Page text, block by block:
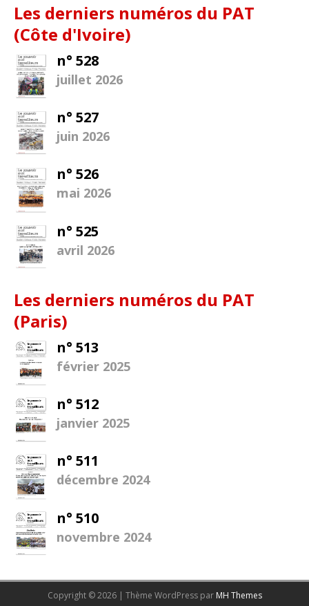
Les derniers numéros du PAT
(Côte d'Ivoire)
n° 528
juillet 2026
n° 527
juin 2026
n° 526
mai 2026
n° 525
avril 2026
Les derniers numéros du PAT
(Paris)
n° 513
février 2025
n° 512
janvier 2025
n° 511
décembre 2024
n° 510
novembre 2024
Copyright © 2026 | Thème WordPress par MH Themes